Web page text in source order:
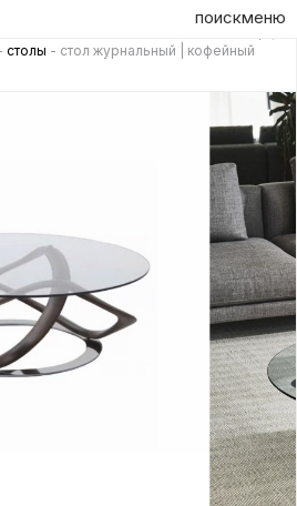
поискменю
столы - стол журнальный | кофейный